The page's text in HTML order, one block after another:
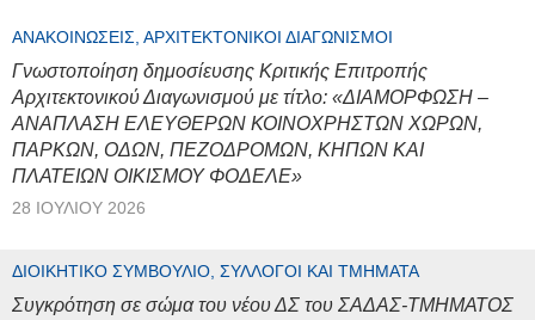
ΑΝΑΚΟΙΝΏΣΕΙΣ, ΑΡΧΙΤΕΚΤΟΝΙΚΟΊ ΔΙΑΓΩΝΙΣΜΟΊ
Γνωστοποίηση δημοσίευσης Κριτικής Επιτροπής
Αρχιτεκτονικού Διαγωνισμού με τίτλο: «ΔΙΑΜΟΡΦΩΣΗ –
ΑΝΑΠΛΑΣΗ ΕΛΕΥΘΕΡΩΝ ΚΟΙΝΟΧΡΗΣΤΩΝ ΧΩΡΩΝ,
ΠΑΡΚΩΝ, ΟΔΩΝ, ΠΕΖΟΔΡΟΜΩΝ, ΚΗΠΩΝ ΚΑΙ
ΠΛΑΤΕΙΩΝ ΟΙΚΙΣΜΟΥ ΦΟΔΕΛΕ»
28 ΙΟΥΛΊΟΥ 2026
ΔΙΟΙΚΗΤΙΚΌ ΣΥΜΒΟΎΛΙΟ, ΣΎΛΛΟΓΟΙ ΚΑΙ ΤΜΉΜΑΤΑ
Συγκρότηση σε σώμα του νέου ΔΣ του ΣΑΔΑΣ-ΤΜΗΜΑΤΟΣ